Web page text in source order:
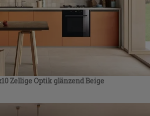
Zellige Optik glänzend Beige